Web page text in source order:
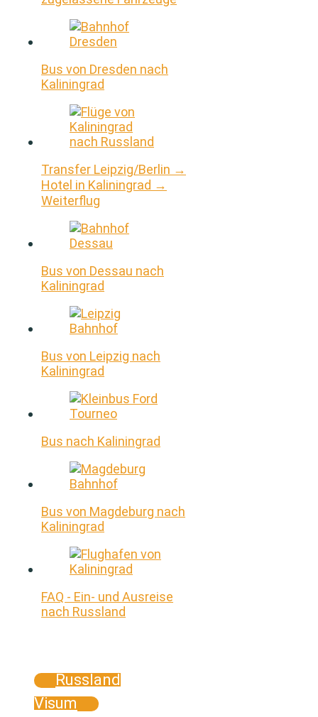
Bus von Dresden nach
Kaliningrad
Transfer Leipzig/Berlin →
Hotel in Kaliningrad →
Weiterflug
Bus von Dessau nach
Kaliningrad
Bus von Leipzig nach
Kaliningrad
Bus nach Kaliningrad
Bus von Magdeburg nach
Kaliningrad
FAQ - Ein- und Ausreise
nach Russland
Russland
Visum